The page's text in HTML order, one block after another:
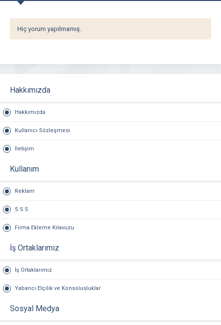
Hiç yorum yapılmamış.
Hakkımızda
Hakkımızda
Kullanıcı Sözleşmesi
İletişim
Kullanım
Reklam
S.S.S.
Firma Ekleme Kılavuzu
İş Ortaklarımız
İş Ortaklarımız
Yabancı Elçilik ve Konsolusluklar
Sosyal Medya